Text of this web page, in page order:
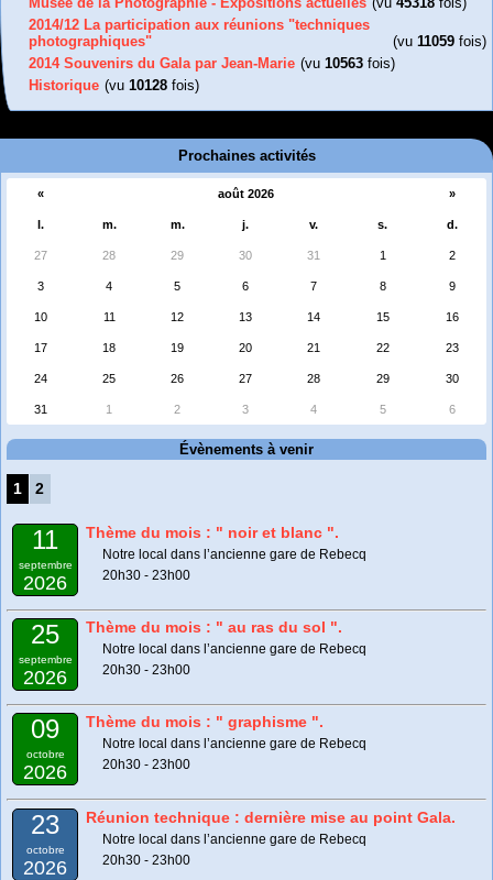
2014/12 La participation aux réunions "techniques
photographiques"
(vu 11059 fois)
2014 Souvenirs du Gala par Jean-Marie (vu 10563 fois)
Historique (vu 10128 fois)
Prochaines activités
« août 2026 »
l. m. m. j. v. s. d.
27 28 29 30 31 1 2
3 4 5 6 7 8 9
10 11 12 13 14 15 16
17 18 19 20 21 22 23
24 25 26 27 28 29 30
31 1 2 3 4 5 6
Évènements à venir
1 2
11
septembre
2026
Thème du mois : " noir et blanc ".
Notre local dans l’ancienne gare de Rebecq
20h30 - 23h00
25
septembre
2026
Thème du mois : " au ras du sol ".
Notre local dans l’ancienne gare de Rebecq
20h30 - 23h00
09
octobre
2026
Thème du mois : " graphisme ".
Notre local dans l’ancienne gare de Rebecq
20h30 - 23h00
23
octobre
2026
Réunion technique : dernière mise au point Gala.
Notre local dans l’ancienne gare de Rebecq
20h30 - 23h00